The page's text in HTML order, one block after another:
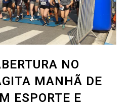
NO
MANHÃ DE
ESPORTE E